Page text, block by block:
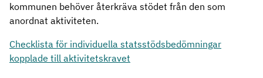
kommunen behöver återkräva stödet från den som
anordnat aktiviteten.
Checklista för individuella statsstödsbedömningar
kopplade till aktivitetskravet